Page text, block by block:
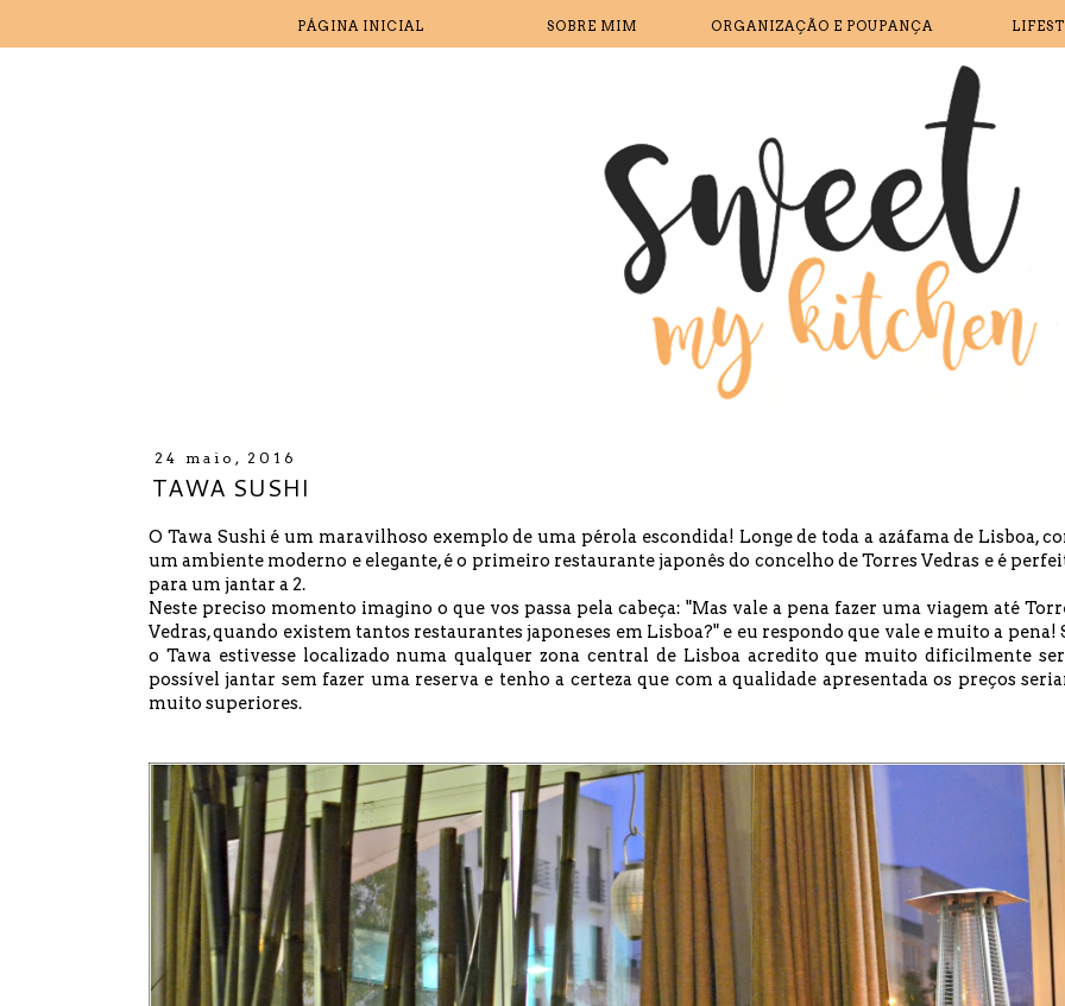
PÁGINA INICIAL SOBRE MIM ORGANIZAÇÃO E POUPANÇA
24 maio, 2016
TAWA SUSHI
O Tawa Sushi é um maravilhoso exemplo de uma pérola escondida! Longe de toda a azáfama de Lisboa,
um ambiente moderno e elegante, é o primeiro restaurante japonês do concelho de Torres Vedras e é
para um jantar a 2.
Neste preciso momento imagino o que vos passa pela cabeça: "Mas vale a pena fazer uma viagem até
Vedras, quando existem tantos restaurantes japoneses em Lisboa?" e eu respondo que vale e muito a pena!
o Tawa estivesse localizado numa qualquer zona central de Lisboa acredito que muito dificilmente
possível jantar sem fazer uma reserva e tenho a certeza que com a qualidade apresentada os preços
muito superiores.